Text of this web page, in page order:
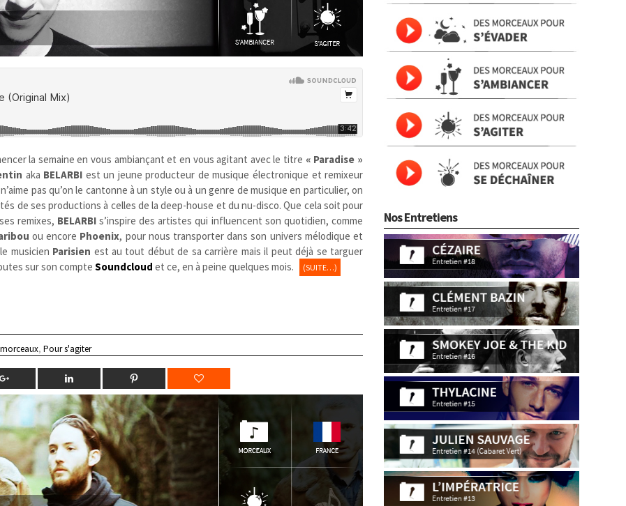
la semaine en vous ambiançant et en vous agitant avec le titre « Paradise »
aka BELARBI est un jeune producteur de musique électronique et remixeur
pas qu’on le cantonne à un style ou à un genre de musique en particulier, on
de ses productions à celles de la deep-house et du nu-disco. Que cela soit pour
remixes, BELARBIs’inspire des artistes qui influencent son quotidien, comme
ou encore Phoenix, pour nous transporter dans son univers mélodique et
musicien Parisien est au tout début de sa carrière mais il peut déjà se targuer
sur son compteSoundcloud et ce, en à peine quelques mois. (SUITE…)
,Pour s'agiter
Nos Entretiens